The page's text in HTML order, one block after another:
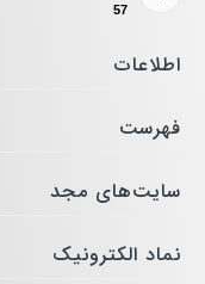
57
اطلاعات
فهرست
سایت‌های مجد
نماد الکترونیک